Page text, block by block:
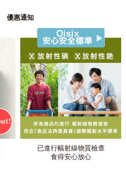
優惠通知
已進行幅射線物質檢查
食得安心放心